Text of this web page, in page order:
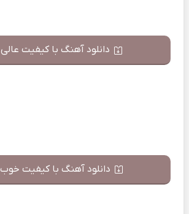
دانلود آهنگ با کیفیت عالی 320
دانلود آهنگ با کیفیت خوب 128